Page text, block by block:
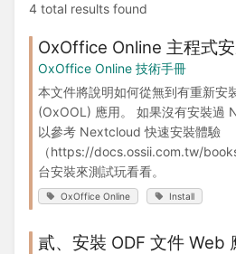
4 total results found
OxOffice Online 主程式
OxOffice Online 技術手冊
本文件將說明如何從無到有重新安
(OxOOL) 應用。 如果沒有安裝過
以參考 Nextcloud 快速安裝體驗
（https://docs.ossii.com.tw/
台安裝來測試玩看看。
OxOffice Online Install
貳、安裝 ODF 文件 Web